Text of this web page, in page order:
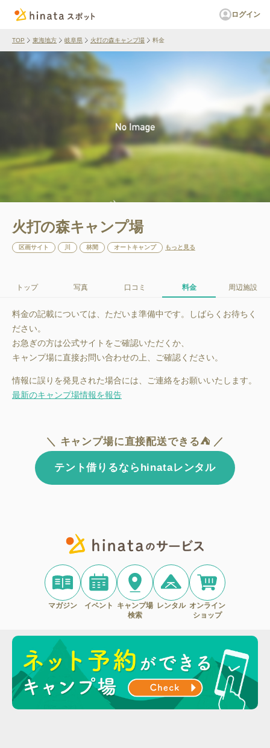
ログイン
TOP 東海地方 岐阜県 火打の森キャンプ場 料金
火打の森キャンプ場
区画サイト 林間 オートキャンプ もっと見る
トップ 写真 口コミ 料金 周辺施設
料金の記載については、ただいま準備中です。しばらくお待ちく
ださい。
お急ぎの方は公式サイトをご確認いただくか、
キャンプ場に直接お問い合わせの上、ご確認ください。
情報に誤りを発見された場合には、ご連絡をお願いいたします。
最新のキャンプ場情報を報告
＼ キャンプ場に直接配送できる⛺ ／
テント借りるならhinataレンタル
マガジン イベント
キャンプ場
検索
レンタル オンライン
ショップ